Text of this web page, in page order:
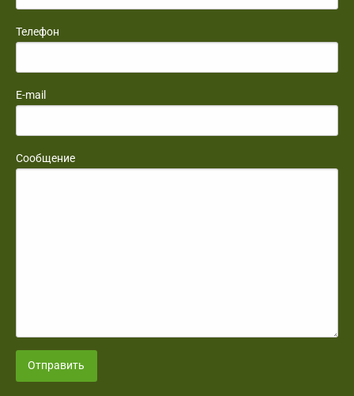
Телефон
E-mail
Сообщение
Отправить